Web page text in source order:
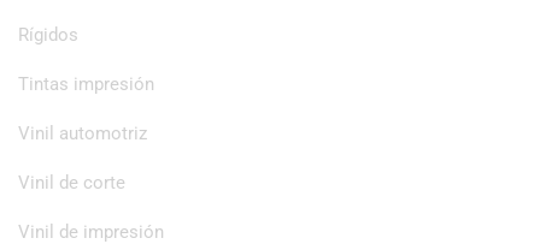
Rígidos
Tintas impresión
Vinil automotriz
Vinil de corte
Vinil de impresión